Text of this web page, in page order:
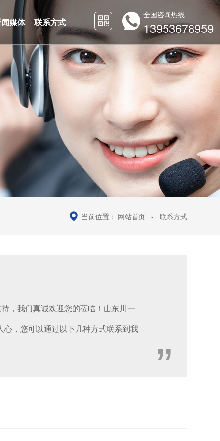
媒体 联系方式
全国咨询热线
13953678959
当前位置： 网站首页- 联系方式
，我们真诚欢迎您的莅临！山东川一
，您可以通过以下几种方式联系到我
”